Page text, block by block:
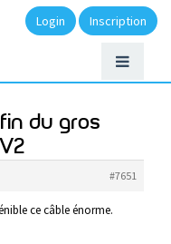
Login Inscription
du gros
#7651
ce câble énorme.